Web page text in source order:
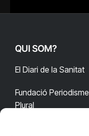
QUI SOM?
El Diari de la Sanitat
Fundació Periodisme
Plural